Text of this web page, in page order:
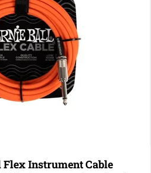
Flex Instrument Cable